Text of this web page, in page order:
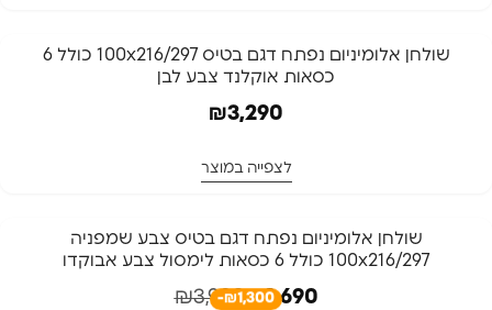
שולחן אלומיניום נפתח דגם בטיס 100x216/297 כולל 6
כסאות אוקלנד צבע לבן
₪3,290
לצפייה במוצר
שולחן אלומיניום נפתח דגם בטיס צבע שמפניה
100x216/297 כולל 6 כסאות לימסול צבע אבוקדו
₪3,990₪2,690
-₪1,300